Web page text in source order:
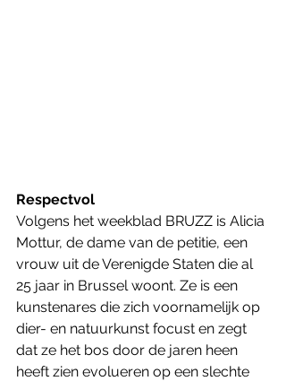
Respectvol
Volgens het weekblad BRUZZ is Alicia
Mottur, de dame van de petitie, een
vrouw uit de Verenigde Staten die al
25 jaar in Brussel woont. Ze is een
kunstenares die zich voornamelijk op
dier- en natuurkunst focust en zegt
dat ze het bos door de jaren heen
heeft zien evolueren op een slechte